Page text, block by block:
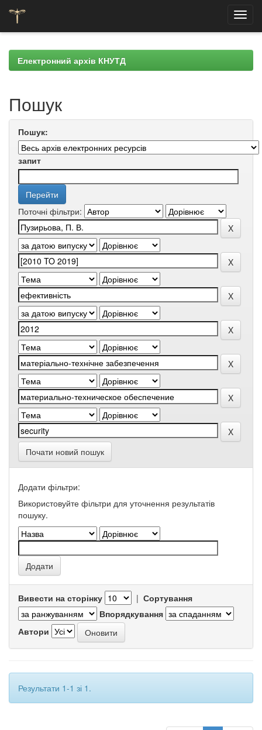
navigationЕлектронний архів КНУТД
Пошук
Пошук:
запит
Поточні фільтри:
Почати новий пошук
Додати фільтри:
Використовуйте фільтри для уточнення результатів
пошуку.
Вивести на сторінку | Сортування
Впорядкування
Автори
Результати 1-1 зі 1.